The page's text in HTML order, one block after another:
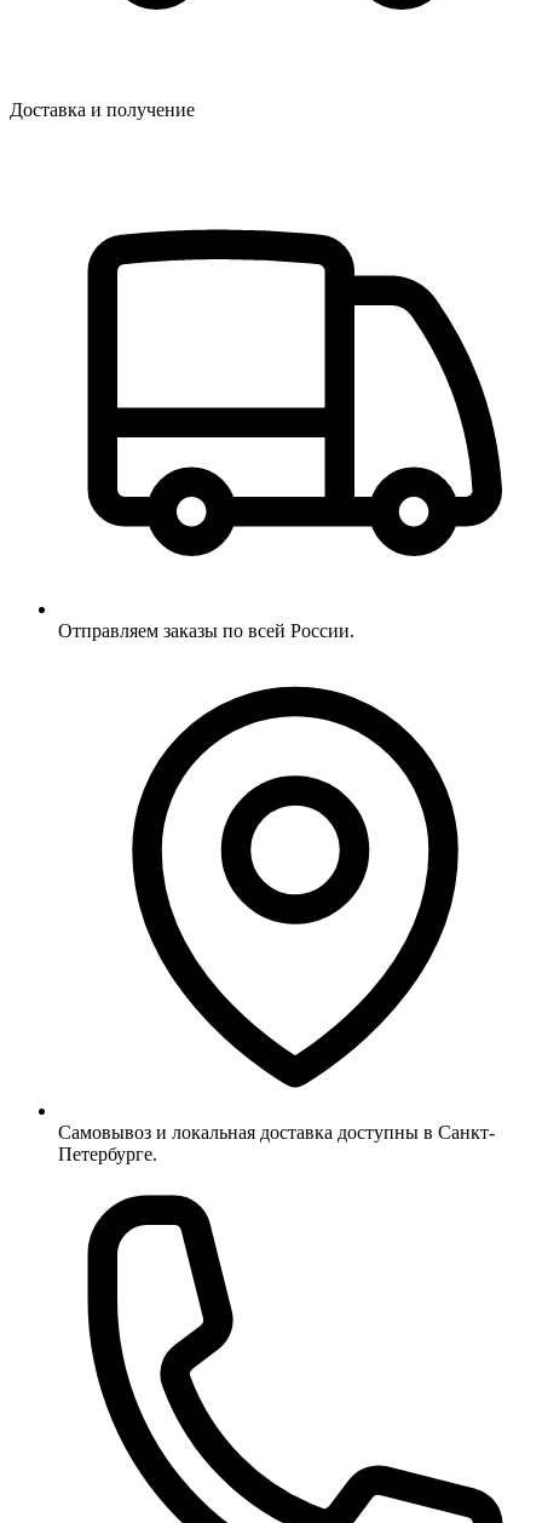
Доставка и получение
Отправляем заказы по всей России.
Самовывоз и локальная доставка доступны в Санкт-
Петербурге.